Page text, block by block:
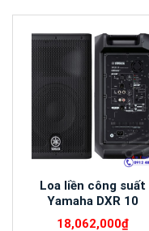
Loa liền công suất
Yamaha DXR 10
18,062,000₫